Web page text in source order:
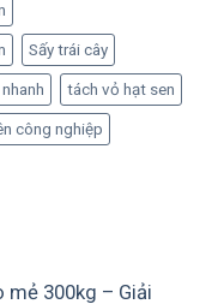
Sấy trái cây
tách vỏ hạt sen
công nghiệp
mẻ 300kg – Giải